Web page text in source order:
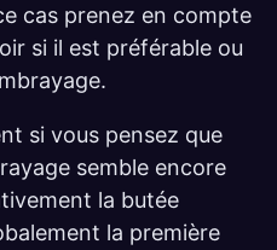
cas prenez en compte
si il est préférable ou
si vous pensez que
semble encore
la butée
la première